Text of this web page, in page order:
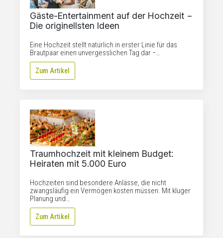
Gäste-Entertainment auf der Hochzeit −
Die originellsten Ideen
Eine Hochzeit stellt natürlich in erster Linie für das
Brautpaar einen unvergesslichen Tag dar −…
Zum Artikel
Traumhochzeit mit kleinem Budget:
Heiraten mit 5.000 Euro
Hochzeiten sind besondere Anlässe, die nicht
zwangsläufig ein Vermögen kosten müssen. Mit kluger
Planung und…
Zum Artikel